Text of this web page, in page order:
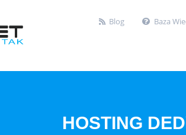
Blog Baza
HOSTING